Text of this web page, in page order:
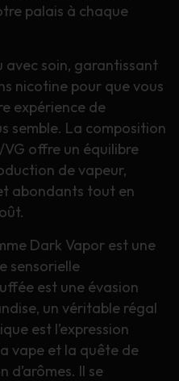
palais à chaque
avec soin, garantissant
nicotine pour que vous
expérience de
semble. La composition
offre un équilibre
de vapeur,
abondants tout en
Dark Vapor est une
sensorielle
est une évasion
un véritable régal
est l’expression
vape et la quête de
Il se